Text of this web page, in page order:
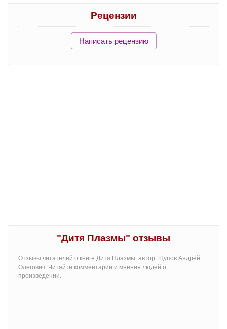
Рецензии
Написать рецензию
"Дитя Плазмы" отзывы
Отзывы читателей о книге Дитя Плазмы, автор: Щупов Андрей
Олегович. Читайте комментарии и мнения людей о
произведении.